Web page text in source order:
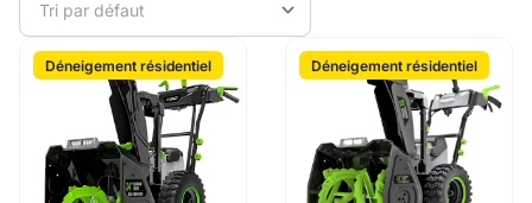
Déneigement résidentiel Déneigement résidentiel